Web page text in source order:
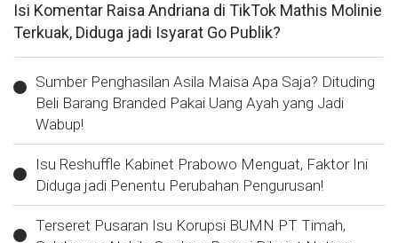
Isi Komentar Raisa Andriana di TikTok Mathis Molinie
Terkuak, Diduga jadi Isyarat Go Publik?
Sumber Penghasilan Asila Maisa Apa Saja? Dituding
Beli Barang Branded Pakai Uang Ayah yang Jadi
Wabup!
Isu Reshuffle Kabinet Prabowo Menguat, Faktor Ini
Diduga jadi Penentu Perubahan Pengurusan!
Terseret Pusaran Isu Korupsi BUMN PT Timah,